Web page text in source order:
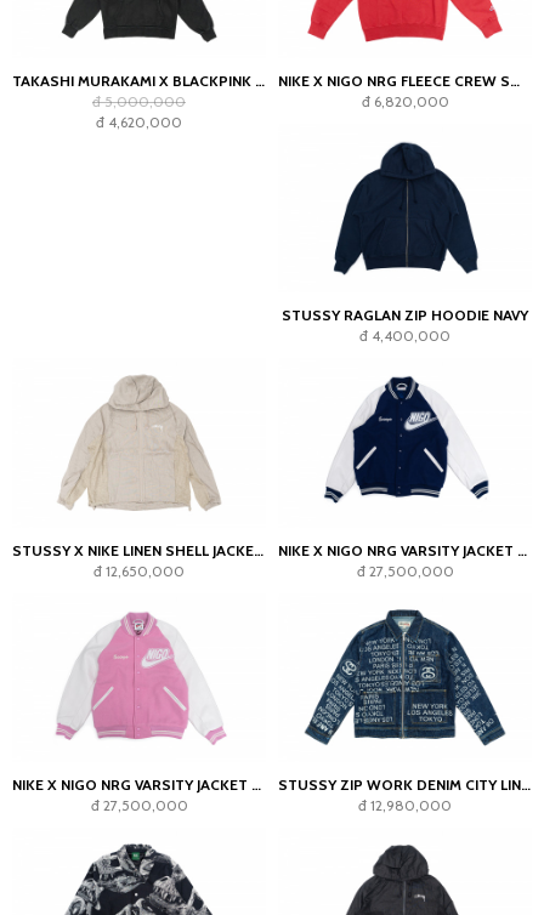
TAKASHI MURAKAMI X BLACKPINK FLOWER GARDEN HOODIE BLACK
đ 5,000,000
đ 4,620,000
NIKE X NIGO NRG FLEECE CREW SWEATSHIRT RED
đ 6,820,000
STUSSY RAGLAN ZIP HOODIE NAVY
đ 4,400,000
STUSSY X NIKE LINEN SHELL JACKET ASIA SIZING CHINO
đ 12,650,000
NIKE X NIGO NRG VARSITY JACKET NAVY
đ 27,500,000
NIKE X NIGO NRG VARSITY JACKET PINK
đ 27,500,000
STUSSY ZIP WORK DENIM CITY LINK JACKET BLUE
đ 12,980,000